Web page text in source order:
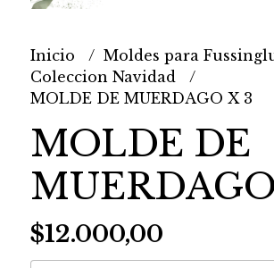
Inicio
Moldes para
Coleccion Navidad
MOLDE DE MUERDAGO X 3
MOLDE DE
$12.000,00